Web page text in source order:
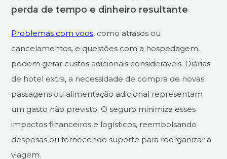
perda de tempo e dinheiro resultante
Problemas com voos, como atrasos ou
cancelamentos, e questões com a hospedagem,
podem gerar custos adicionais consideráveis. Diárias
de hotel extra, a necessidade de compra de novas
passagens ou alimentação adicional representam
um gasto não previsto. O seguro minimiza esses
impactos financeiros e logísticos, reembolsando
despesas ou fornecendo suporte para reorganizar a
viagem.